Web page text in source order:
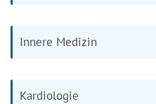
Innere Medizin
Kardiologie